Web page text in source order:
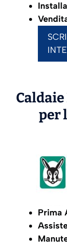
per
Prima